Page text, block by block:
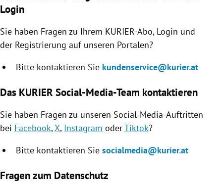
Untermenü
Login
Sie haben Fragen zu Ihrem KURIER-Abo, Login und
der Registrierung auf unseren Portalen?
Bitte kontaktieren Sie kundenservice@kurier.at
Das KURIER Social-Media-Team kontaktieren
Sie haben Fragen zu unseren Social-Media-Auftritten
bei Facebook, X, Instagram oderTiktok?
Bitte kontaktieren Sie socialmedia@kurier.at
Fragen zum Datenschutz